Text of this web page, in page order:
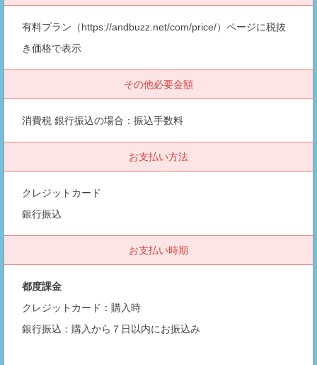
有料プラン（https://andbuzz.net/com/price/）ページに税抜
き価格で表示
その他必要金額
消費税 銀行振込の場合：振込手数料
お支払い方法
クレジットカード
銀行振込
お支払い時期
都度課金
クレジットカード：購入時
銀行振込：購入から７日以内にお振込み